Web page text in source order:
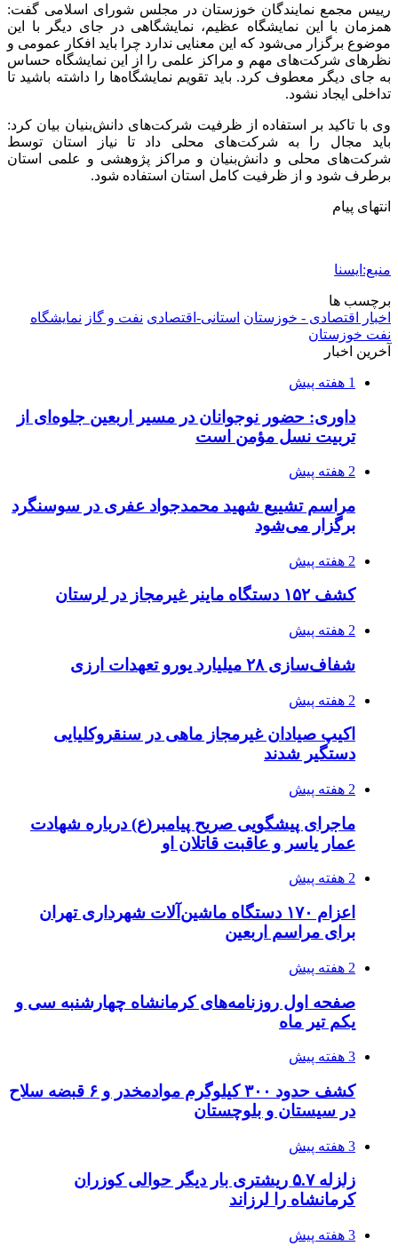
رییس مجمع نمایندگان خوزستان در مجلس شورای اسلامی گفت:
همزمان با این نمایشگاه عظیم، نمایشگاهی در جای دیگر با این
موضوع برگزار می‌شود که این معنایی ندارد چرا باید افکار عمومی و
نظرهای شرکت‌های مهم و مراکز علمی را از این نمایشگاه حساس
به جای دیگر معطوف کرد. باید تقویم نمایشگاه‌ها را داشته باشید تا
تداخلی ایجاد نشود.
وی با تاکید بر استفاده از ظرفیت شرکت‌های دانش‌بنیان بیان کرد:
باید مجال را به شرکت‌های محلی داد تا نیاز استان توسط
شرکت‌های محلی و دانش‌بنیان و مراکز پژوهشی و علمی استان
برطرف شود و از ظرفیت کامل استان استفاده شود.
انتهای پیام
منبع:ایسنا
برچسب ها
اخبار اقتصادی - خوزستان استانی-اقتصادی نفت و گاز نمایشگاه
نفت خوزستان
آخرین اخبار
1 هفته پیش
داوری: حضور نوجوانان در مسیر اربعین جلوه‌ای از
تربیت نسل مؤمن است
2 هفته پیش
مراسم تشییع شهید محمدجواد عفری در سوسنگرد
برگزار می‌شود
2 هفته پیش
کشف ۱۵۲ دستگاه ماینر غیرمجاز در لرستان
2 هفته پیش
شفاف‌سازی ۲۸ میلیارد یورو تعهدات ارزی
2 هفته پیش
اکیپ صیادان غیرمجاز ماهی در سنقروکلیایی
دستگیر شدند
2 هفته پیش
ماجرای پیشگویی صریح پیامبر(ع) درباره شهادت
عمار یاسر و عاقبت قاتلان او
2 هفته پیش
اعزام ۱۷۰ دستگاه ماشین‌آلات شهرداری تهران
برای مراسم اربعین
2 هفته پیش
صفحه اول روزنامه‌های کرمانشاه چهارشنبه سی و
یکم تیر ماه
3 هفته پیش
کشف حدود ۳۰۰ کیلوگرم موادمخدر و ۶ قبضه سلاح
در سیستان و بلوچستان
3 هفته پیش
زلزله ۵.۷ ریشتری بار دیگر حوالی کوزران
کرمانشاه را لرزاند
3 هفته پیش